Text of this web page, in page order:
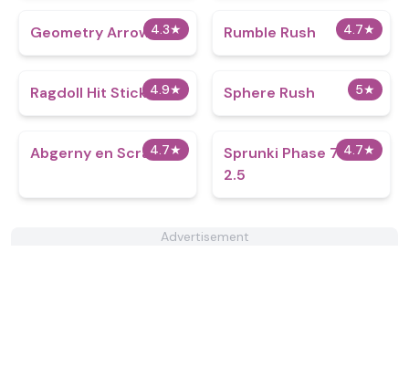
4.3★
Geometry Arrow 4.7★
Rumble Rush
4.9★
Ragdoll Hit Stickman 5★
Sphere Rush
4.7★
Abgerny en Scratch 4.7★
Sprunki Phase 777
2.5
Advertisement